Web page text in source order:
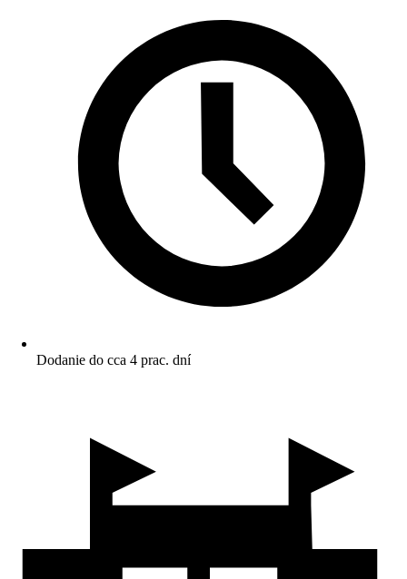
Dodanie do cca 4 prac. dní